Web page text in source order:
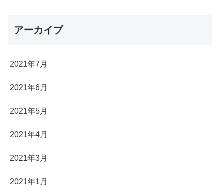
アーカイブ
2021年7月
2021年6月
2021年5月
2021年4月
2021年3月
2021年1月